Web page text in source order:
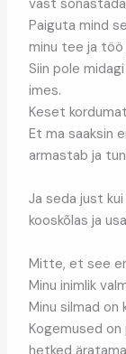
Paiguta mind
minu tee ja töö
Siin pole
imes.
Keset
Et ma saaksin
armastab ja
Ja seda just
kooskõlas ja
Mitte, et see
Minu inimlik
Minu silmad on
Kogemused
hetked